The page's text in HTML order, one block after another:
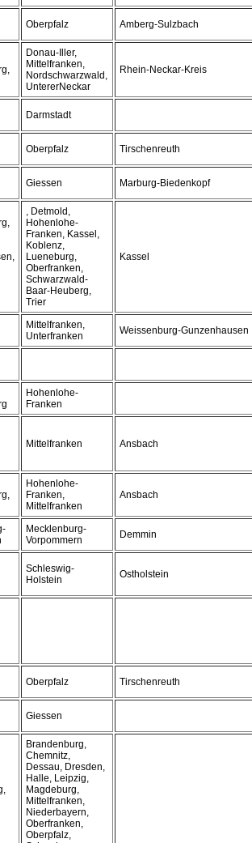
Oberpfalz Amberg-Sulzbach
Donau-Iller,
Mittelfranken,
Nordschwarzwald,
UntererNeckar
Rhein-Neckar-Kreis
Darmstadt
Oberpfalz Tirschenreuth
Giessen Marburg-Biedenkopf
, Detmold,
Hohenlohe-
Franken, Kassel,
Koblenz,
Lueneburg,
Oberfranken,
Schwarzwald-
Baar-Heuberg,
Trier
Kassel
Mittelfranken,
Unterfranken
Weissenburg-Gunzenhausen
Hohenlohe-
Franken
Mittelfranken Ansbach
Hohenlohe-
Franken,
Mittelfranken
Ansbach
Mecklenburg-
Vorpommern
Demmin
Schleswig-
Holstein
Ostholstein
Oberpfalz Tirschenreuth
Giessen
Brandenburg,
Chemnitz,
Dessau, Dresden,
Halle, Leipzig,
Magdeburg,
Mittelfranken,
Niederbayern,
Oberfranken,
Oberpfalz,